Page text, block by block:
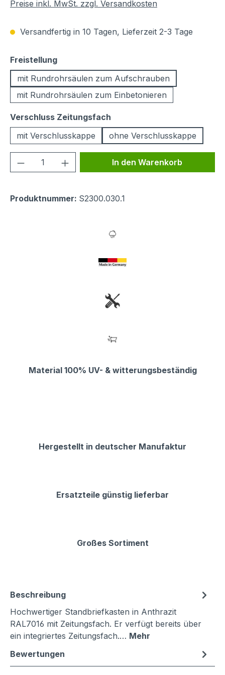
Preise inkl. MwSt. zzgl. Versandkosten
Versandfertig in 10 Tagen, Lieferzeit 2-3 Tage
Freistellungauswählen
mit Rundrohrsäulen zum Aufschrauben
mit Rundrohrsäulen zum Einbetonieren
Verschluss Zeitungsfach
mit Verschlusskappe
ohne Verschlusskappe
Produkt Anzahl: Gib denIn den Warenkorb
Produktnummer: S2300.030.1
Material 100% UV- & witterungsbeständig
Hergestellt in deutscher Manufaktur
Ersatzteile günstig lieferbar
Großes Sortiment
Beschreibung
Hochwertiger Standbriefkasten in Anthrazit
RAL7016 mit Zeitungsfach. Er verfügt bereits über
ein integriertes Zeitungsfach.… Mehr
Bewertungen